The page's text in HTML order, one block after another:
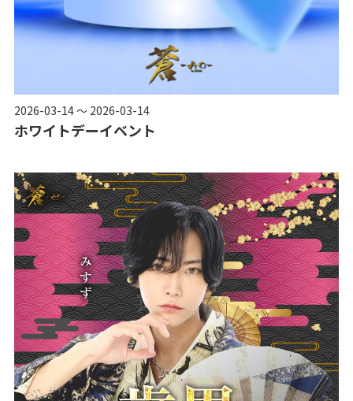
2026-03-14 ～ 2026-03-14
ホワイトデーイベント